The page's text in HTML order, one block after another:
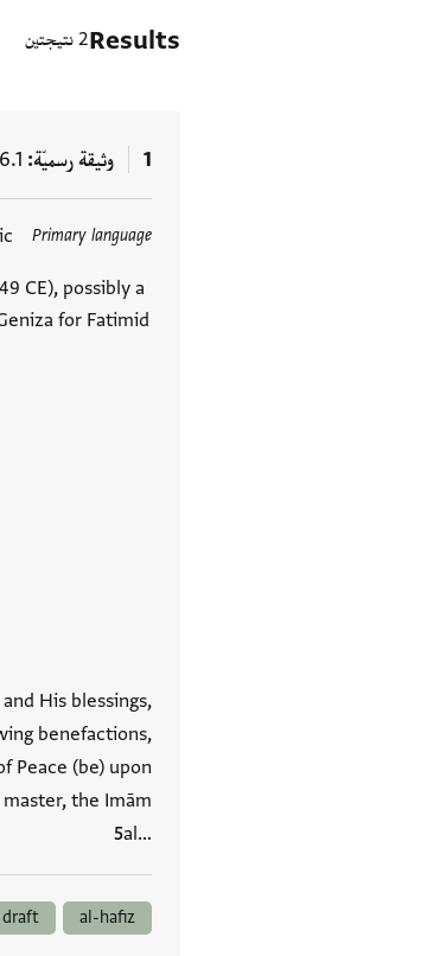
Results2 نتيجتين
1 وثيقة رسميّة
Primary language
CE), possibly a
for Fatimid
His blessings,
benefactions,
Peace (be) upon
the Imām
al…
العلامات
al-hafiz
draft